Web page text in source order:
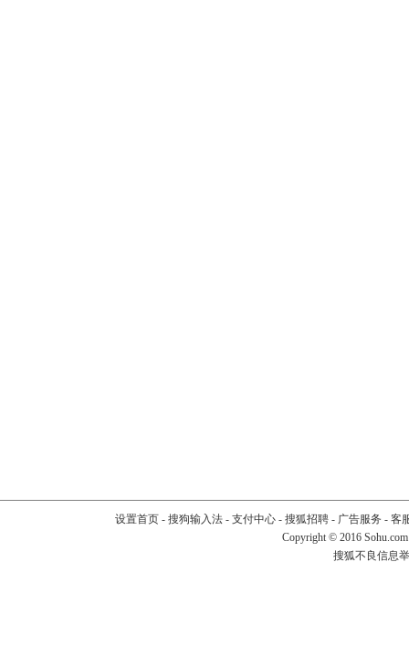
设置首页- 搜狗输入法- 支付中心- 搜狐招聘- 广告服务 - 客
Copyright © 2016
搜狐不良信息